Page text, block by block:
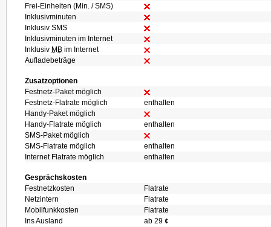
Frei-Einheiten (Min. / SMS)
Inklusivminuten
Inklusiv SMS
Inklusivminuten im Internet
Inklusiv MB im Internet
Aufladebeträge
Zusatzoptionen
Festnetz-Paket möglich
Festnetz-Flatrate möglich
enthalten
Handy-Paket möglich
Handy-Flatrate möglich
enthalten
SMS-Paket möglich
SMS-Flatrate möglich
enthalten
Internet Flatrate möglich
enthalten
Gesprächskosten
Festnetzkosten
Flatrate
Netzintern
Flatrate
Mobilfunkkosten
Flatrate
Ins Ausland
ab 29 ¢